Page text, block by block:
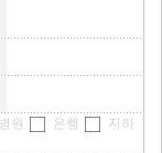
원 은행
지하